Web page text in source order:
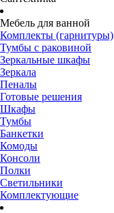
Мебель для ванной
Комплекты (гарнитуры)
Тумбы с раковиной
Зеркальные шкафы
Зеркала
Пеналы
Готовые решения
Шкафы
Тумбы
Банкетки
Комоды
Консоли
Полки
Светильники
Комплектующие